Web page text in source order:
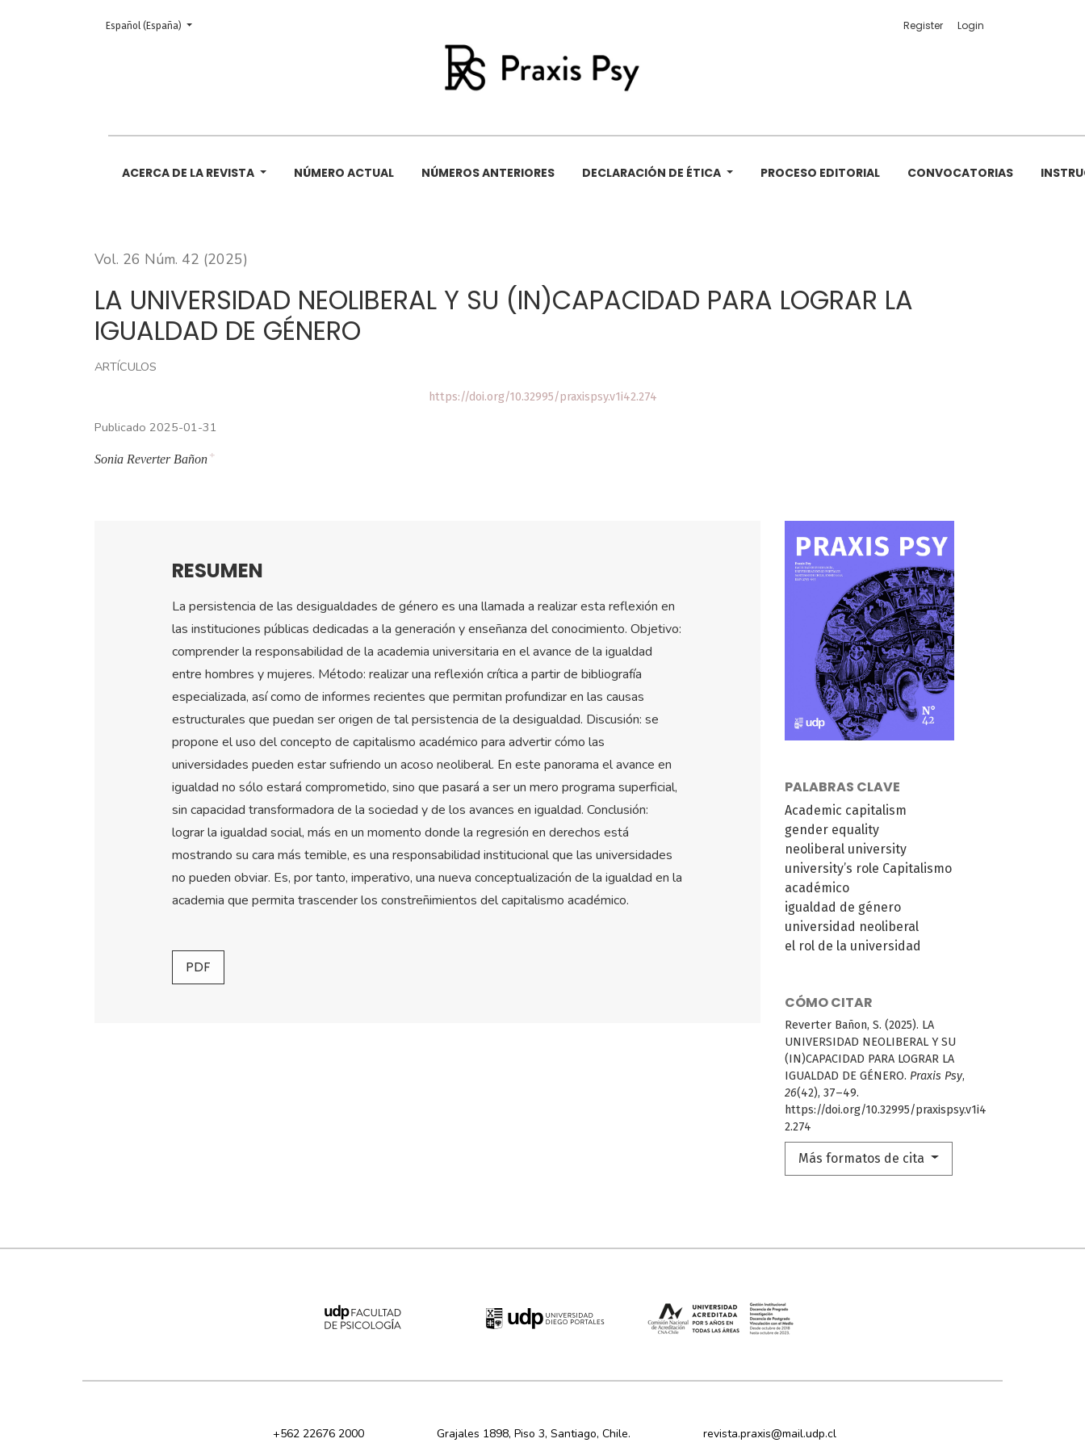
LA UNIVERSIDAD NEOLIBERAL Y SU (IN)CAPACIDAD PARA LOGRAR LA IGUALDAD DE GÉNERO
ACERCA DE LA REVISTA NÚMERO ACTUAL NÚMEROS ANTERIORES DECLARACIÓN DE ÉTICA PROCESO EDITORIAL CONVOCATORIAS
Register Login
Cambiar el idioma. El actual es:
Español (España)
Vol. 26 Núm. 42 (2025)
LA UNIVERSIDAD NEOLIBERAL Y SU (IN)CAPACIDAD PARA LOGRAR LA
IGUALDAD DE GÉNERO
ARTÍCULOS
https://doi.org/10.32995/praxispsy.v1i42.274
Publicado 2025-01-31
Sonia Reverter Bañon +
PALABRAS CLAVE
Academic capitalism
gender equality
neoliberal university
university’s role Capitalismo
académico
igualdad de género
universidad neoliberal
el rol de la universidad
CÓMO CITAR
Reverter Bañon, S. (2025). LA
UNIVERSIDAD NEOLIBERAL Y SU
(IN)CAPACIDAD PARA LOGRAR LA
IGUALDAD DE GÉNERO. Praxis Psy,
26(42), 37–49.
https://doi.org/10.32995/praxispsy.v1i4
2.274
Más formatos de cita
RESUMEN
La persistencia de las desigualdades de género es una llamada a realizar esta reflexión en
las instituciones públicas dedicadas a la generación y enseñanza del conocimiento. Objetivo:
comprender la responsabilidad de la academia universitaria en el avance de la igualdad
entre hombres y mujeres. Método: realizar una reflexión crítica a partir de bibliografía
especializada, así como de informes recientes que permitan profundizar en las causas
estructurales que puedan ser origen de tal persistencia de la desigualdad. Discusión: se
propone el uso del concepto de capitalismo académico para advertir cómo las
universidades pueden estar sufriendo un acoso neoliberal. En este panorama el avance en
igualdad no sólo estará comprometido, sino que pasará a ser un mero programa superficial,
sin capacidad transformadora de la sociedad y de los avances en igualdad. Conclusión:
lograr la igualdad social, más en un momento donde la regresión en derechos está
mostrando su cara más temible, es una responsabilidad institucional que las universidades
no pueden obviar. Es, por tanto, imperativo, una nueva conceptualización de la igualdad en la
academia que permita trascender los constreñimientos del capitalismo académico.
PDF
+562 22676 2000 Grajales 1898, Piso 3, Santiago, Chile. revista.praxis@mail.udp.cl